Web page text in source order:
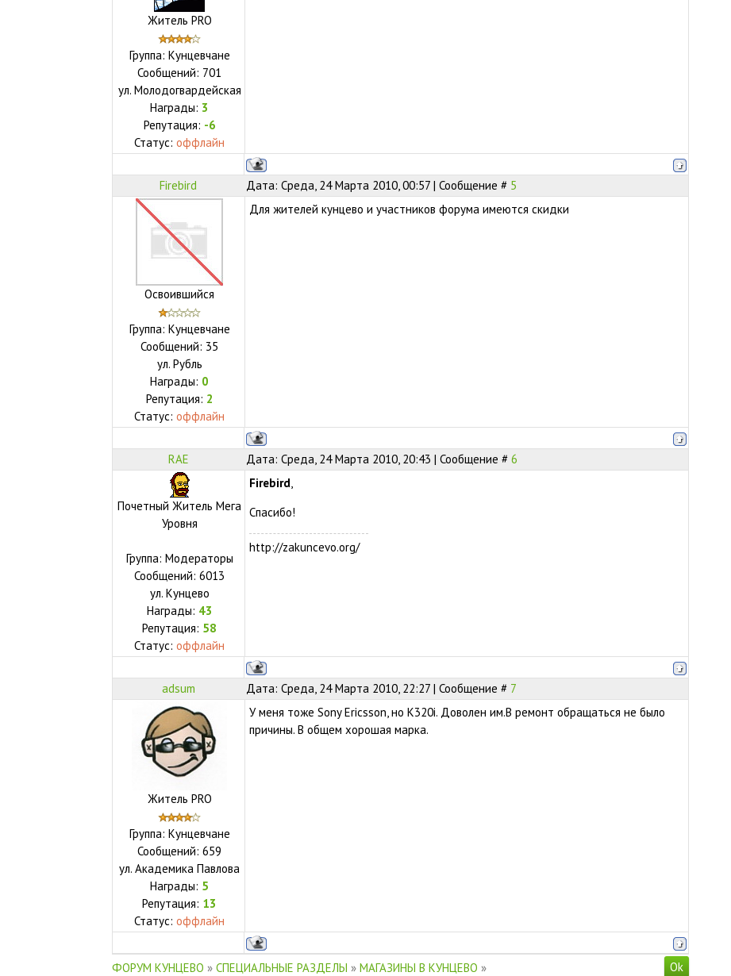
Житель PRO
Группа: Кунцевчане
Сообщений: 701
ул. Молодогвардейская
Награды: 3
Репутация: -6
Статус:оффлайн
Firebird Дата: Среда, 24 Марта 2010, 00:57 | Сообщение # 5
Освоившийся
Группа: Кунцевчане
Сообщений: 35
ул. Рубль
Награды: 0
Репутация: 2
Статус:оффлайн
Для жителей кунцево и участников форума имеются скидки
RAE Дата: Среда, 24 Марта 2010, 20:43 | Сообщение # 6
Почетный Житель Мега
Уровня
Группа: Модераторы
Сообщений:6013
ул. Кунцево
Награды: 43
Репутация: 58
Статус:оффлайн
Firebird
Спасибо!
http://zakuncevo.org/
adsum Дата: Среда, 24 Марта 2010, 22:27 | Сообщение # 7
Житель PRO
Группа: Кунцевчане
Сообщений:659
ул.Академика Павлова
Награды: 5
Репутация: 13
Статус:оффлайн
У меня тоже Sony Ericsson, но K320i. Доволен им.В ремонт обращаться не было
причины. В общем хорошая марка.
ФОРУМ КУНЦЕВО » СПЕЦИАЛЬНЫЕ РАЗДЕЛЫ » МАГАЗИНЫ В КУНЦЕВО »